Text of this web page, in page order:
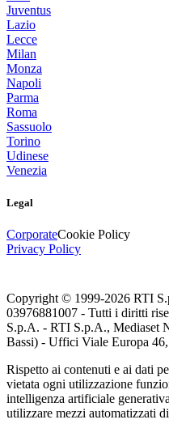
Juventus
Lazio
Lecce
Milan
Monza
Napoli
Parma
Roma
Sassuolo
Torino
Udinese
Venezia
Legal
CorporateCookie Policy
Privacy Policy
Copyright © 1999-2026 RTI
03976881007 - Tutti i diritti
S.p.A. - RTI S.p.A., Mediaset
Bassi) - Uffici Viale Europa
Rispetto ai contenuti e ai dati
vietata ogni utilizzazione
intelligenza artificiale
utilizzare mezzi automatizzati